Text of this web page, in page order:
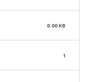
0.00 KB
1